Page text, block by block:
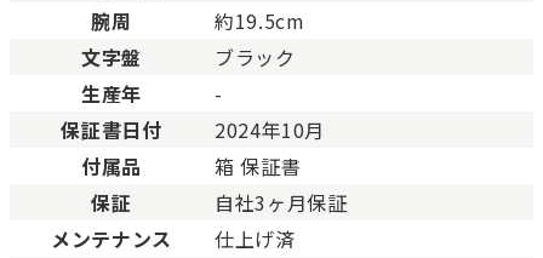
腕周
約19.5cm
文字盤
ブラック
生産年
-
保証書日付
2024年10月
付属品
箱 保証書
保証
自社3ヶ月保証
メンテナンス
仕上げ済